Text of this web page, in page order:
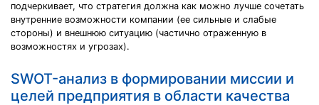
подчеркивает, что стратегия должна как можно лучше сочетать
внутренние возможности компании (ее сильные и слабые
стороны) и внешнюю ситуацию (частично отраженную в
возможностях и угрозах).
SWOT-анализ в формировании миссии и
целей предприятия в области качества